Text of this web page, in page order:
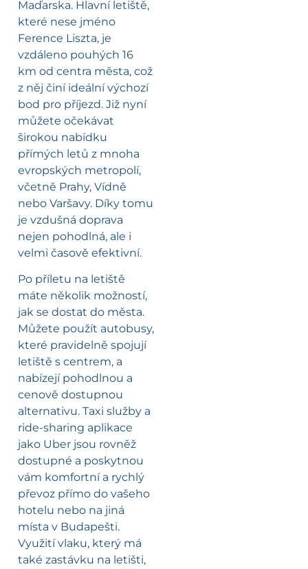
Maďarska. Hlavní letiště,
které nese jméno
Ference Liszta, je
vzdáleno pouhých 16
km od centra města, což
z něj činí ideální výchozí
bod pro příjezd. Již nyní
můžete očekávat
širokou nabídku
přímých letů z mnoha
evropských metropolí,
včetně Prahy, Vídně
nebo Varšavy. Díky tomu
je vzdušná doprava
nejen pohodlná, ale i
velmi časově efektivní.
Po příletu na letiště
máte několik možností,
jak se dostat do města.
Můžete použít autobusy,
které pravidelně spojují
letiště s centrem, a
nabízejí pohodlnou a
cenově dostupnou
alternativu. Taxi služby a
ride-sharing aplikace
jako Uber jsou rovněž
dostupné a poskytnou
vám komfortní a rychlý
převoz přímo do vašeho
hotelu nebo na jiná
místa v Budapešti.
Využití vlaku, který má
také zastávku na letišti,